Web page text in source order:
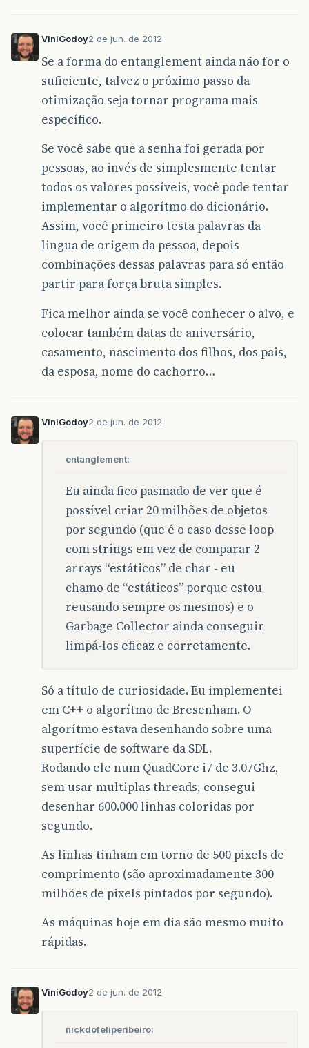
ViniGodoy2 de jun. de 2012
Se a forma do entanglement ainda não for o
suficiente, talvez o próximo passo da
otimização seja tornar programa mais
específico.
Se você sabe que a senha foi gerada por
pessoas, ao invés de simplesmente tentar
todos os valores possíveis, você pode tentar
implementar o algorítmo do dicionário.
Assim, você primeiro testa palavras da
lingua de origem da pessoa, depois
combinações dessas palavras para só então
partir para força bruta simples.
Fica melhor ainda se você conhecer o alvo, e
colocar também datas de aniversário,
casamento, nascimento dos filhos, dos pais,
da esposa, nome do cachorro…
ViniGodoy2 de jun. de 2012
entanglement:
Eu ainda fico pasmado de ver que é
possível criar 20 milhões de objetos
por segundo (que é o caso desse loop
com strings em vez de comparar 2
arrays “estáticos” de char - eu
chamo de “estáticos” porque estou
reusando sempre os mesmos) e o
Garbage Collector ainda conseguir
limpá-los eficaz e corretamente.
Só a título de curiosidade. Eu implementei
em C++ o algorítmo de Bresenham. O
algorítmo estava desenhando sobre uma
superfície de software da SDL.
Rodando ele num QuadCore i7 de 3.07Ghz,
sem usar multiplas threads, consegui
desenhar 600.000 linhas coloridas por
segundo.
As linhas tinham em torno de 500 pixels de
comprimento (são aproximadamente 300
milhões de pixels pintados por segundo).
As máquinas hoje em dia são mesmo muito
rápidas.
ViniGodoy2 de jun. de 2012
nickdofeliperibeiro: